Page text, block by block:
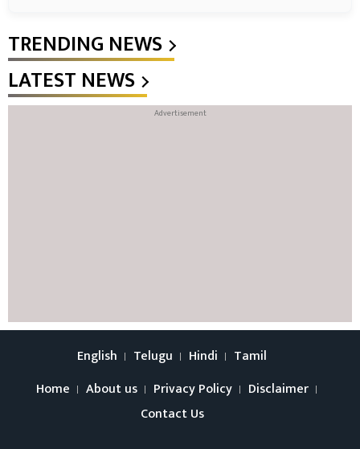
TRENDING NEWS
LATEST NEWS
English Telugu Hindi
Tamil
Home
About us Privacy Policy
Disclaimer
Contact Us